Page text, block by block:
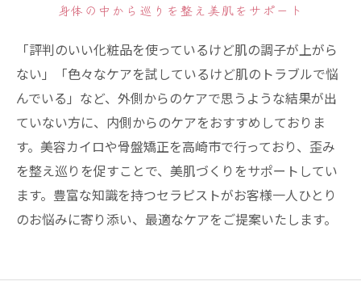
身体の中から巡りを整え美肌をサポート
「評判のいい化粧品を使っているけど肌の調子が上がら
ない」「色々なケアを試しているけど肌のトラブルで悩
んでいる」など、外側からのケアで思うような結果が出
ていない方に、内側からのケアをおすすめしておりま
す。美容カイロや骨盤矯正を高崎市で行っており、歪み
を整え巡りを促すことで、美肌づくりをサポートしてい
ます。豊富な知識を持つセラピストがお客様一人ひとり
のお悩みに寄り添い、最適なケアをご提案いたします。